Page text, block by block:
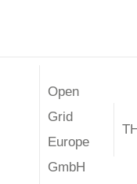
Open
Grid
Europe
GmbH